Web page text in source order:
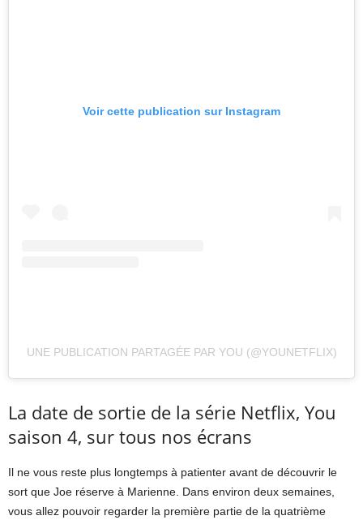
Voir cette publication sur Instagram
UNE PUBLICATION PARTAGÉE PAR YOU (@YOUNETFLIX)
La date de sortie de la série Netflix, You
saison 4, sur tous nos écrans
Il ne vous reste plus longtemps à patienter avant de découvrir le
sort que Joe réserve à Marienne. Dans environ deux semaines,
vous allez pouvoir regarder la première partie de la quatrième